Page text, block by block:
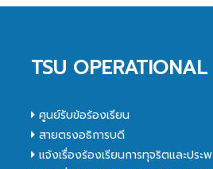
TSU
ศูนย์รับข้อร้องเรียน
สายตรงอธิการบดี
แจ้งเรื่องร้องเรียนการทุจริตและปร